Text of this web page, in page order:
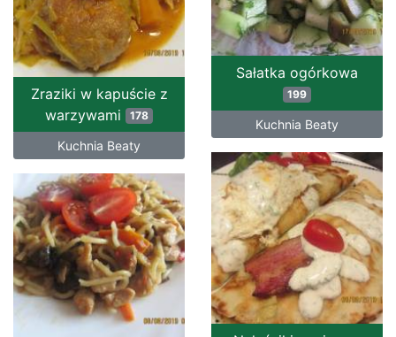
Sałatka ogórkowa
199
Kuchnia Beaty
Zraziki w kapuście z
warzywami 178
Kuchnia Beaty